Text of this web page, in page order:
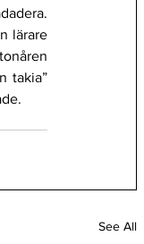
lärare
takia”
See All